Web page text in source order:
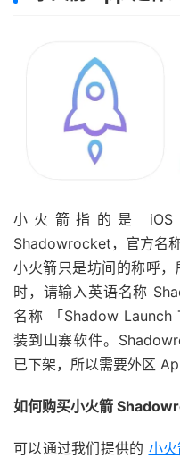
小火箭指的是
Shadowrocket，官方名
小火箭只是坊间的称呼
时，请输入英语名称
名称 「 Shadow Launch
装到山寨软件。
已下架，所以需要外区
如何购买小火箭
可以通过我们提供的 小